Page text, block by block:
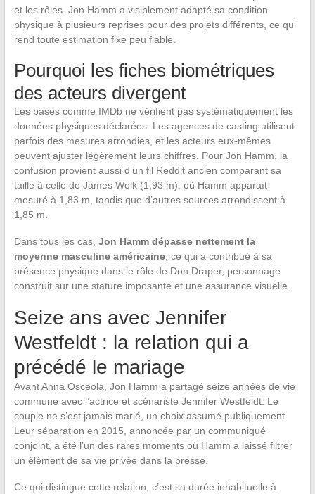
et les rôles. Jon Hamm a visiblement adapté sa condition
physique à plusieurs reprises pour des projets différents, ce qui
rend toute estimation fixe peu fiable.
Pourquoi les fiches biométriques
des acteurs divergent
Les bases comme IMDb ne vérifient pas systématiquement les
données physiques déclarées. Les agences de casting utilisent
parfois des mesures arrondies, et les acteurs eux-mêmes
peuvent ajuster légèrement leurs chiffres. Pour Jon Hamm, la
confusion provient aussi d’un fil Reddit ancien comparant sa
taille à celle de James Wolk (1,93 m), où Hamm apparaît
mesuré à 1,83 m, tandis que d’autres sources arrondissent à
1,85 m.
Dans tous les cas, Jon Hamm dépasse nettement la
moyenne masculine américaine, ce qui a contribué à sa
présence physique dans le rôle de Don Draper, personnage
construit sur une stature imposante et une assurance visuelle.
Seize ans avec Jennifer
Westfeldt : la relation qui a
précédé le mariage
Avant Anna Osceola, Jon Hamm a partagé seize années de vie
commune avec l’actrice et scénariste Jennifer Westfeldt. Le
couple ne s’est jamais marié, un choix assumé publiquement.
Leur séparation en 2015, annoncée par un communiqué
conjoint, a été l’un des rares moments où Hamm a laissé filtrer
un élément de sa vie privée dans la presse.
Ce qui distingue cette relation, c’est sa durée inhabituelle à